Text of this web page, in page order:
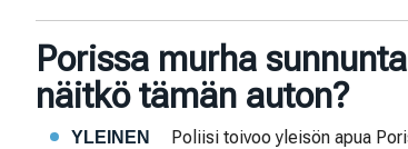
Porissa murha
näitkö tämän auton?
YLEINEN
Poliisi toivoo yleisön apua